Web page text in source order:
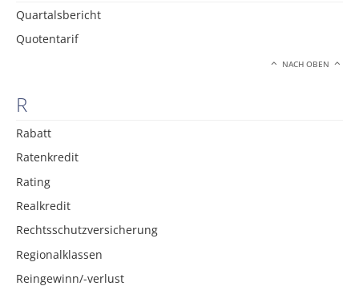
Quartalsbericht
Quotentarif
NACH OBEN
R
Rabatt
Ratenkredit
Rating
Realkredit
Rechtsschutzversicherung
Regionalklassen
Reingewinn/-verlust